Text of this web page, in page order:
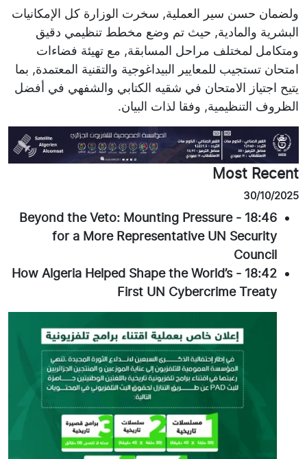
ولضمان حسن سير العملية, سخرت الوزارة كل الإمكانيات
البشرية والمادية, حيث تم وضع مخطط تنظيمي دقيق
ومتكامل لمختلف مراحل المسابقة, مع تهيئة فضاءات
امتحان تستجيب للمعايير البيداغوجية والتقنية المعتمدة, بما
يتيح اجتياز الامتحان في شقيه الكتابي والشفهي في أفضل
الظروف التنظيمية, وفقا لذات البيان.
Most Recent
30/10/2025
18:46
-
Beyond the Veto: Mounting Pressure
for a More Representative UN Security
Council
18:42
-
How Algeria Helped Shape the World’s
First UN Cybercrime Treaty